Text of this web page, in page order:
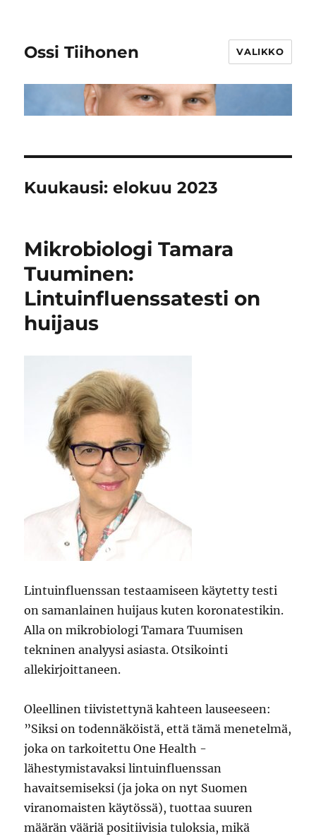
Ossi Tiihonen VALIKKO
Kuukausi:elokuu 2023
Mikrobiologi Tamara
Tuuminen:
Lintuinfluenssatesti on
huijaus
Lintuinfluenssan testaamiseen käytetty testi
on samanlainen huijaus kuten koronatestikin.
Alla on mikrobiologi Tamara Tuumisen
tekninen analyysi asiasta. Otsikointi
allekirjoittaneen.
Oleellinen tiivistettynä kahteen lauseeseen:
”Siksi on todennäköistä, että tämä menetelmä,
joka on tarkoitettu One Health -
lähestymistavaksi lintuinfluenssan
havaitsemiseksi (ja joka on nyt Suomen
viranomaisten käytössä), tuottaa suuren
määrän vääriä positiivisia tuloksia, mikä